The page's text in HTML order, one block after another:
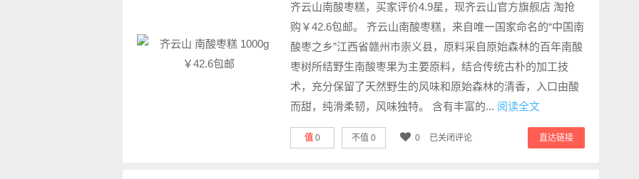
齐云山南酸枣糕，买家评价4.9星，现齐云山官方旗舰店 淘抢
购￥42.6包邮。 齐云山南酸枣糕，来自唯一国家命名的“中国南
酸枣之乡”江西省赣州市崇义县，原料采自原始森林的百年南酸
枣树所结野生南酸枣果为主要原料，结合传统古朴的加工技
术，充分保留了天然野生的风味和原始森林的清香，入口由酸
而甜，纯滑柔韧，风味独特。 含有丰富的... 阅读全文
直达链接
值 0 不值 0 0 已关闭评论